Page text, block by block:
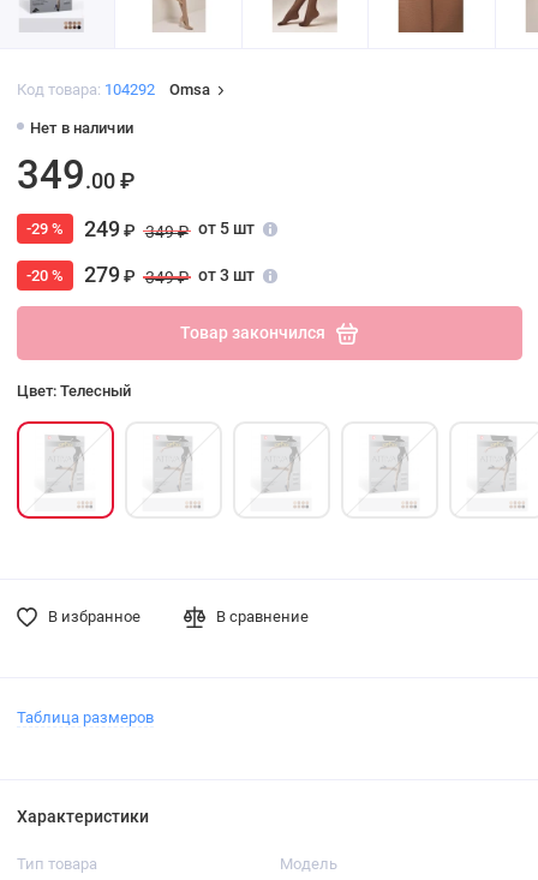
Код товара: 104292 Omsa
Нет в наличии
349.00 ₽
-29 % 249₽ 349 ₽ от 5 шт
-20 % 279₽ 349 ₽ от 3 шт
Товар закончился
Цвет: Телесный
В избранное В сравнение
Таблица размеров
Характеристики
Тип товара Модель